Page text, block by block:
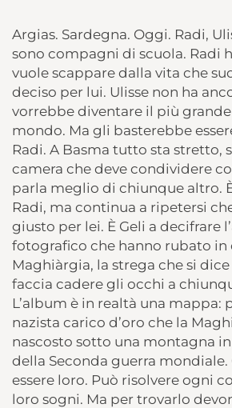
Argias. Sardegna. Oggi. Radi,
sono compagni di scuola. Radi
vuole scappare dalla vita che
deciso per lui. Ulisse non ha
vorrebbe diventare il più
mondo. Ma gli basterebbe
Radi. A Basma tutto sta stretto,
camera che deve condividere
parla meglio di chiunque altro.
Radi, ma continua a ripetersi
giusto per lei. È Geli a decifrare
fotografico che hanno rubato in
Maghiàrgia, la strega che si
faccia cadere gli occhi a
L’album è in realtà una mappa:
nazista carico d’oro che la
nascosto sotto una montagna
della Seconda guerra mondiale.
essere loro. Può risolvere ogni
loro sogni. Ma per trovarlo